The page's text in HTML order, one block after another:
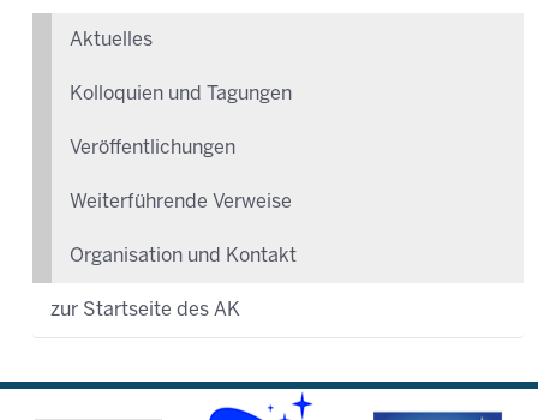
Aktuelles
Kolloquien und Tagungen
Veröffentlichungen
Weiterführende Verweise
Organisation und Kontakt
zur Startseite des AK